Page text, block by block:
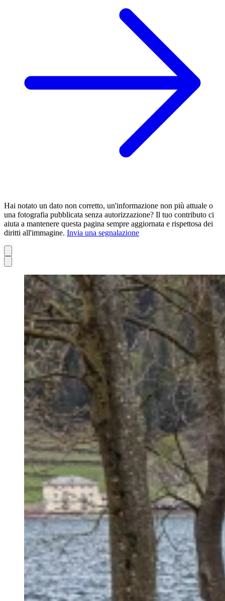
Hai notato un dato non corretto, un'informazione non più attuale o
una fotografia pubblicata senza autorizzazione? Il tuo contributo ci
aiuta a mantenere questa pagina sempre aggiornata e rispettosa dei
diritti all'immagine. Invia una segnalazione